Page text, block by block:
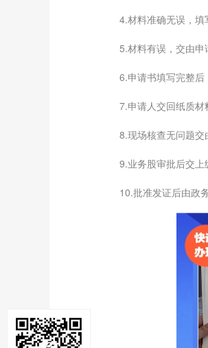
4.材料准确无误，填
5.材料有误，交由申
6.申请书填写完整后，
7.申请人交回纸质材料
8.现场核查无问题交
9.业务股审批后交上
10.批准发证后由政务